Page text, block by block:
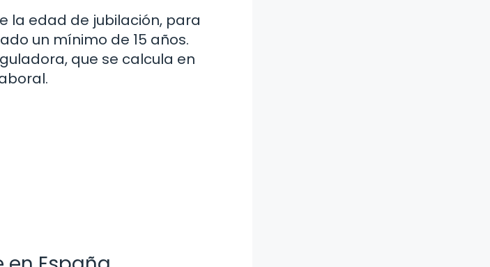
la edad de jubilación, para
un mínimo de 15 años.
que se calcula en